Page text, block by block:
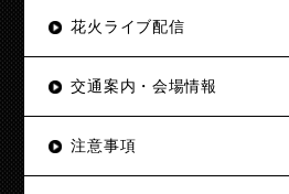
花火ライブ配信
交通案内・会場情報
注意事項